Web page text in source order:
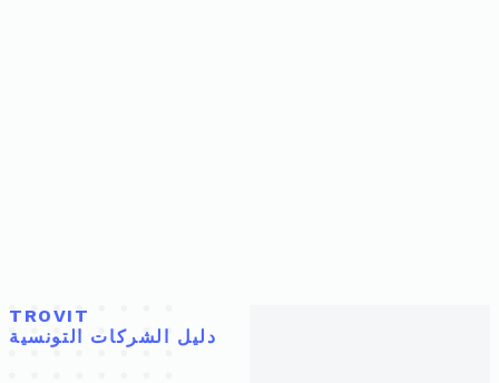
TROVIT
دليل الشركات التونسية